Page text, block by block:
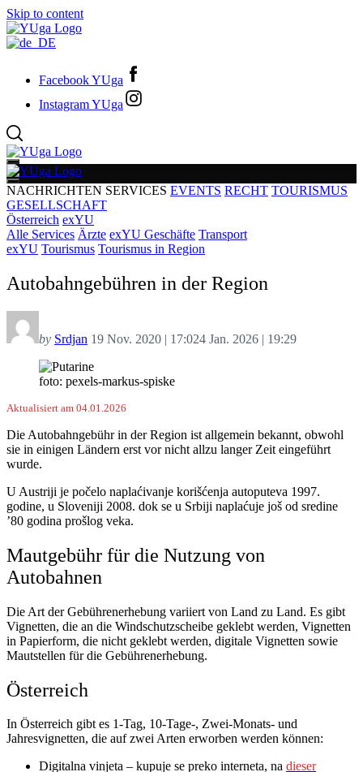
Skip to content
Facebook YUga
Instagram YUga
NACHRICHTEN SERVICES EVENTS RECHT TOURISMUS
GESELLSCHAFT
Österreich exYU
Alle Services Ärzte exYU Geschäfte Transport
exYU Tourismus Tourismus in Region
Autobahngebühren in der Region
by Srdjan 19 Nov. 2020 | 17:024 Jan. 2026 | 19:29
foto: pexels-markus-spiske
Aktualisiert am 04.01.2026
Die Autobahngebühr in der Region ist allgemein bekannt, obwohl
sie in einigen Ländern erst vor nicht allzu langer Zeit eingeführt
wurde.
U Austriji je počelo naplaćivanje korišćenja autoputeva 1997.
godine, u Sloveniji 2008. dok se u Srbiji naplaćuje još od sredine
’80 godina prošlog veka.
Mautgebühr für die Nutzung von
Autobahnen
Die Art der Gebührenerhebung variiert von Land zu Land. Es gibt
Vignetten, die an die Windschutzscheibe geklebt werden, Vignetten
in Papierform, die nicht geklebt werden, digitale Vignetten sowie
Mautstellen für die Gebührenerhebung.
Österreich
In Österreich gibt es 1-Tag, 10-Tage-, Zwei-Monats- und
Jahresvignetten, die auf zwei Arten erworben werden können:
Digitalna vinjeta – kupuje se preko interneta, na dieser